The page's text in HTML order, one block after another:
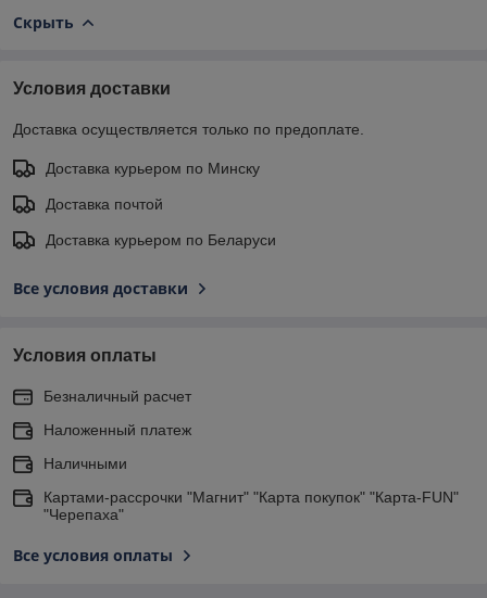
Скрыть
Условия доставки
Доставка осуществляется только по предоплате.
Доставка курьером по Минску
Доставка почтой
Доставка курьером по Беларуси
Все условия доставки
Условия оплаты
Безналичный расчет
Наложенный платеж
Наличными
Картами-рассрочки "Магнит" "Карта покупок" "Карта-FUN"
"Черепаха"
Все условия оплаты